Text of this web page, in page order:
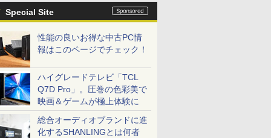
Special Site
性能の良いお得な中古PC情
報はこのページでチェック！
ハイグレードテレビ「TCL
Q7D Pro」。圧巻の色彩美で
映画＆ゲームが極上体験に
総合オーディオブランドに進
化するSHANLINGとは何者